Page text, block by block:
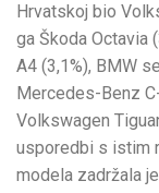
Hrvatskoj bio
ga Škoda Octavia
A4 (3,1%), BMW
Mercedes-Benz
Volkswagen
usporedbi s istim
modela zadržala